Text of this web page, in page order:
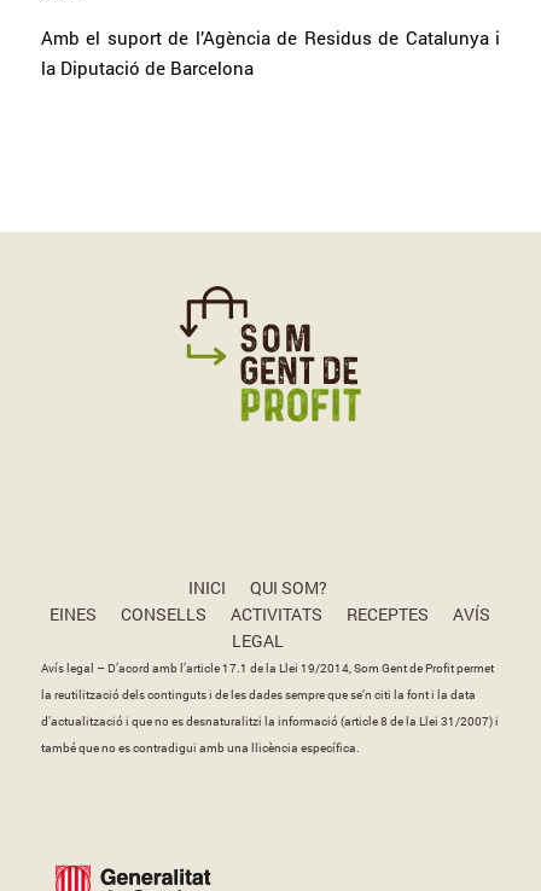
Amb el suport de l’Agència de Residus de Catalunya i
la Diputació de Barcelona
INICI
QUI SOM?
EINES
CONSELLS ACTIVITATS RECEPTES
AVÍS
LEGAL
Avís legal – D’acord amb l’article 17.1 de la Llei 19/2014, Som Gent de Profit permet
la reutilització dels continguts i de les dades sempre que se’n citi la font i la data
d’actualització i que no es desnaturalitzi la informació (article 8 de la Llei 31/2007) i
també que no es contradigui amb una llicència específica.